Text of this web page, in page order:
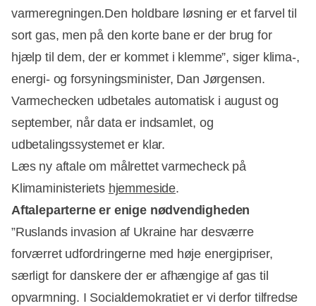
varmeregningen.Den holdbare løsning er et farvel til
sort gas, men på den korte bane er der brug for
hjælp til dem, der er kommet i klemme”, siger klima-,
energi- og forsyningsminister, Dan Jørgensen.
Varmechecken udbetales automatisk i august og
september, når data er indsamlet, og
udbetalingssystemet er klar.
Læs ny aftale om målrettet varmecheck på
Klimaministeriets hjemmeside.
Aftaleparterne er enige nødvendigheden
”Ruslands invasion af Ukraine har desværre
forværret udfordringerne med høje energipriser,
særligt for danskere der er afhængige af gas til
opvarmning. I Socialdemokratiet er vi derfor tilfredse